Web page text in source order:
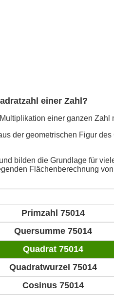
einer Zahl?
einer ganzen Zahl
der geometrischen Figur des
bilden die Grundlage für
Flächenberechnung
Primzahl 75014
Quersumme 75014
Quadrat 75014
Quadratwurzel 75014
Cosinus 75014